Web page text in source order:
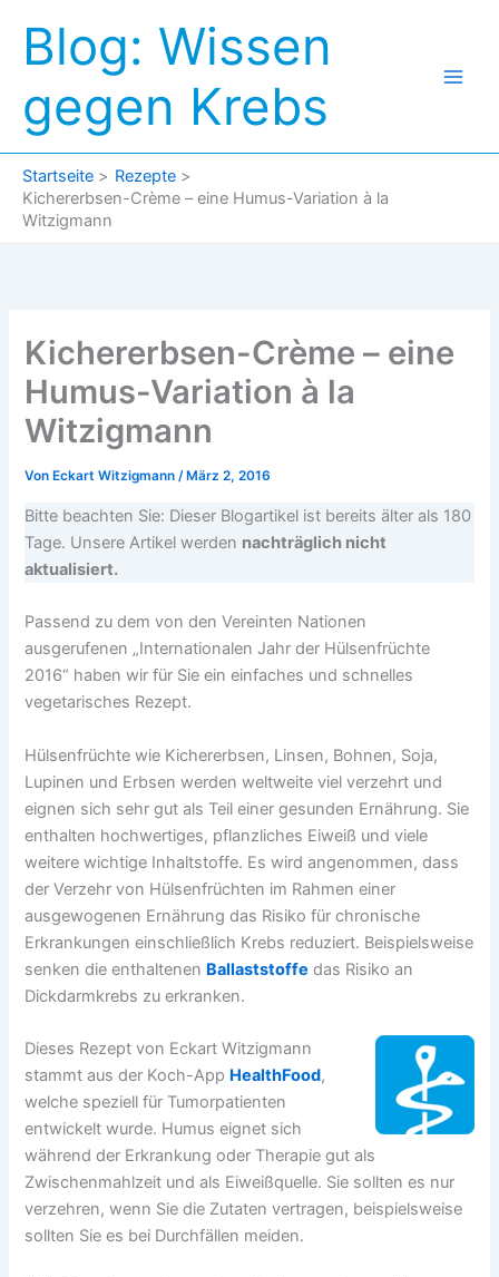
Inhalt
springen
Blog: Wissen
gegen Krebs
Startseite
Rezepte
Kichererbsen-Crème – eine Humus-Variation à la
Witzigmann
Kichererbsen-Crème – eine
Humus-Variation à la
Witzigmann
Von Eckart Witzigmann/ März 2, 2016
Bitte beachten Sie: Dieser Blogartikel ist bereits älter als 180
Tage. Unsere Artikel werden nachträglich nicht
aktualisiert.
Passend zu dem von den Vereinten Nationen
ausgerufenen „Internationalen Jahr der Hülsenfrüchte
2016“ haben wir für Sie ein einfaches und schnelles
vegetarisches Rezept.
Hülsenfrüchte wie Kichererbsen, Linsen, Bohnen, Soja,
Lupinen und Erbsen werden weltweite viel verzehrt und
eignen sich sehr gut als Teil einer gesunden Ernährung. Sie
enthalten hochwertiges, pflanzliches Eiweiß und viele
weitere wichtige Inhaltstoffe. Es wird angenommen, dass
der Verzehr von Hülsenfrüchten im Rahmen einer
ausgewogenen Ernährung das Risiko für chronische
Erkrankungen einschließlich Krebs reduziert. Beispielsweise
senken die enthaltenen Ballaststoffe das Risiko an
Dickdarmkrebs zu erkranken.
Dieses Rezept von Eckart Witzigmann
stammt aus der Koch-App HealthFood,
welche speziell für Tumorpatienten
entwickelt wurde. Humus eignet sich
während der Erkrankung oder Therapie gut als
Zwischenmahlzeit und als Eiweißquelle. Sie sollten es nur
verzehren, wenn Sie die Zutaten vertragen, beispielsweise
sollten Sie es bei Durchfällen meiden.